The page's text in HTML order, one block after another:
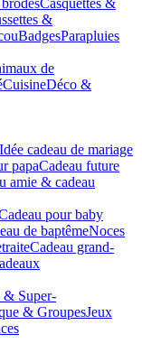
Casquettes &
&
BadgesParapluies
de
CuisineDéco &
Idée cadeau de mariage​
papaCadeau future
amie & cadeau
pour baby
de baptêmeNoces
Cadeau grand-
& Super-
& GroupesJeux